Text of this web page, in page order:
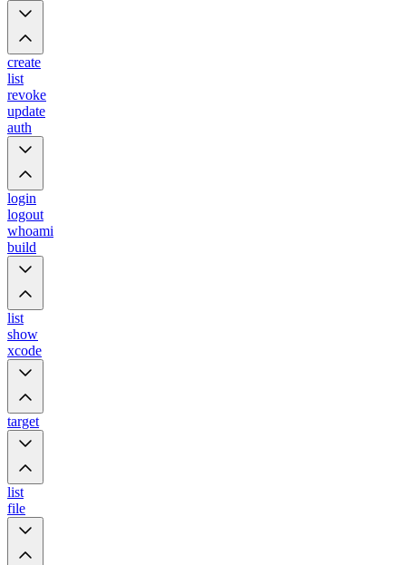
create
list
revoke
update
auth
login
logout
whoami
build
list
show
xcode
target
list
file